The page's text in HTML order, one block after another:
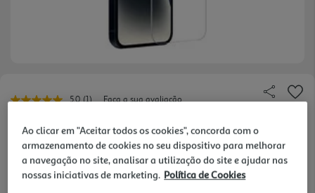
5.0 Leu
avaliação.
Link
para
a
mesma
(1)
Faça a sua avaliação
4,99 €
Ao clicar em "Aceitar todos os cookies", concorda com o
armazenamento de cookies no seu dispositivo para melhorar
a navegação no site, analisar a utilização do site e ajudar nas
nossas iniciativas de marketing. Política de Cookies